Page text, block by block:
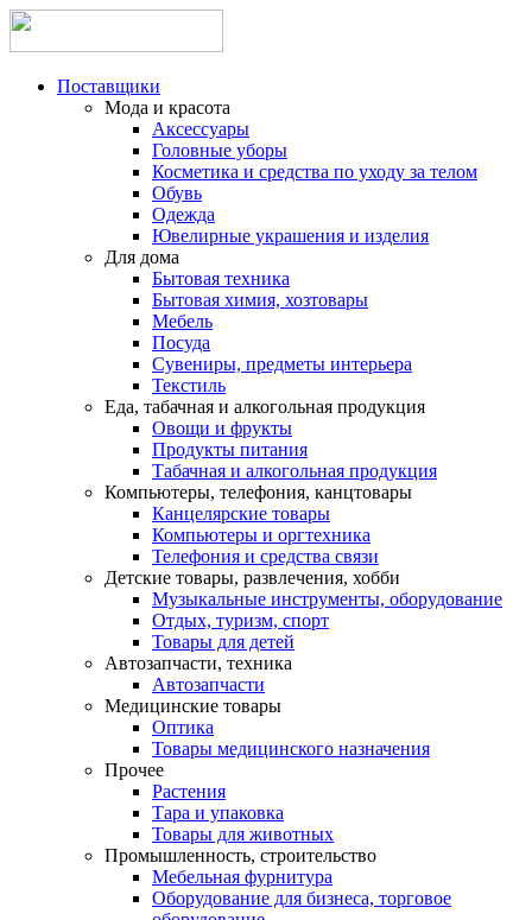
Поставщики
Мода и красота
Аксессуары
Головные уборы
Косметика и средства по уходу за телом
Обувь
Одежда
Ювелирные украшения и изделия
Для дома
Бытовая техника
Бытовая химия, хозтовары
Мебель
Посуда
Сувениры, предметы интерьера
Текстиль
Еда, табачная и алкогольная продукция
Овощи и фрукты
Продукты питания
Табачная и алкогольная продукция
Компьютеры, телефония, канцтовары
Канцелярские товары
Компьютеры и оргтехника
Телефония и средства связи
Детские товары, развлечения, хобби
Музыкальные инструменты, оборудование
Отдых, туризм, спорт
Товары для детей
Автозапчасти, техника
Автозапчасти
Медицинские товары
Оптика
Товары медицинского назначения
Прочее
Растения
Тара и упаковка
Товары для животных
Промышленность, строительство
Мебельная фурнитура
Оборудование для бизнеса, торговое